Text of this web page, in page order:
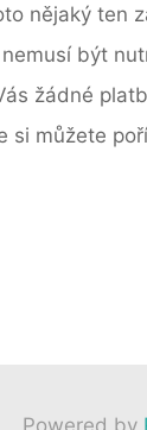
nějaký ten
být
žádné
si můžete
Powered by